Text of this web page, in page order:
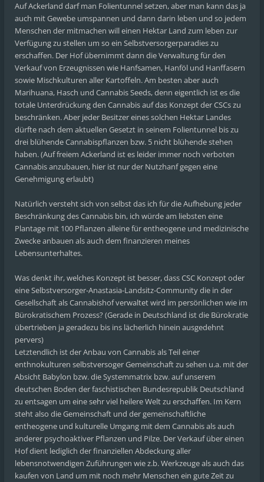
Auf Ackerland darf man Folientunnel setzen, aber man kann das ja
auch mit Gewebe umspannen und dann darin leben und so jedem
Menschen der mitmachen will einen Hektar Land zum leben zur
Verfügung zu stellen um so ein Selbstversorgerparadies zu
erschaffen. Der Hof übernimmt dann die Verwaltung für den
Verkauf von Erzeugnissen wie Hanfsamen, Hanföl und Hanffasern
sowie Mischkulturen aller Kartoffeln. Am besten aber auch
Marihuana, Hasch und Cannabis Seeds, denn eigentlich ist es die
totale Unterdrückung den Cannabis auf das Konzept der CSCs zu
beschränken. Aber jeder Besitzer eines solchen Hektar Landes
dürfte nach dem aktuellen Gesetzt in seinem Folientunnel bis zu
drei blühende Cannabispflanzen bzw. 5 nicht blühende stehen
haben. (Auf freiem Ackerland ist es leider immer noch verboten
Cannabis anzubauen, hier ist nur der Nutzhanf gegen eine
Genehmigung erlaubt)
Natürlich versteht sich von selbst das ich für die Aufhebung jeder
Beschränkung des Cannabis bin, ich würde am liebsten eine
Plantage mit 100 Pflanzen alleine für entheogene und medizinische
Zwecke anbauen als auch dem finanzieren meines
Lebensunterhaltes.
Was denkt ihr, welches Konzept ist besser, dass CSC Konzept oder
eine Selbstversorger-Anastasia-Landsitz-Community die in der
Gesellschaft als Cannabishof verwaltet wird im persönlichen wie im
Bürokratischem Prozess? (Gerade in Deutschland ist die Bürokratie
übertrieben ja geradezu bis ins lächerlich hinein ausgedehnt
pervers)
Letztendlich ist der Anbau von Cannabis als Teil einer
enthnokulturen selbstversoger Gemeinschaft zu sehen u.a. mit der
Absicht Babylon bzw. die Systemmatrix bzw. auf unserem
deutschen Boden der faschistischen Bundesrepublik Deutschland
zu entsagen um eine sehr viel heilere Welt zu erschaffen. Im Kern
steht also die Gemeinschaft und der gemeinschaftliche
entheogene und kulturelle Umgang mit dem Cannabis als auch
anderer psychoaktiver Pflanzen und Pilze. Der Verkauf über einen
Hof dient lediglich der finanziellen Abdeckung aller
lebensnotwendigen Zuführungen wie z.b. Werkzeuge als auch das
kaufen von Land um mit noch mehr Menschen ein gute Zeit zu